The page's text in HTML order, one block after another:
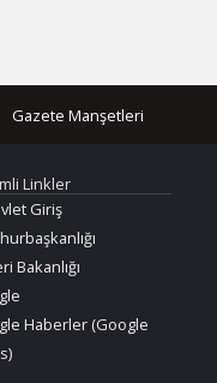
Gazete Manşetleri
Linkler
Giriş
Bakanlığı
Haberler (Google